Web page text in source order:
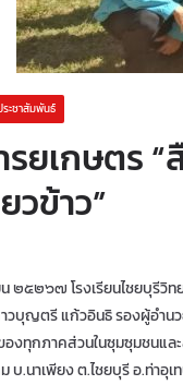
ระชาสัมพันธ์
รยเกษตร
วข้าว”
๕๒๖๗ โรงเรียนไชยบุรีวิท
าวบุญตรี แก้วอินธิ รองผู้อำ
งทุกภาคส่วนในซุมซุมชนแ
บ.นาเพียง ต.ไชยบุรี อ.ท่าอุ